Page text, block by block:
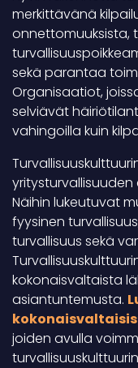
merkittävänä
onnettomuuksista,
sekä parantaa
Organisaatiot,
selviävät
vahingoilla kuin
Näihin lukeutuvat
fyysinen
turvallisuus sekä
kokonaisvaltaista
asiantuntemusta.
joiden avulla